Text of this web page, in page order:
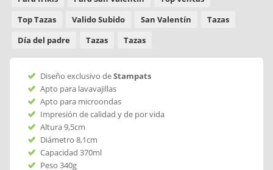
Top Tazas
Valido Subido San Valentín
Tazas
Día del padre
Tazas Tazas
Diseño exclusivo deStampats
Apto para lavavajillas
Apto para microondas
Impresión de calidad y de por vida
Altura 9,5cm
Diámetro 8,1cm
Capacidad 370ml
Peso 340g